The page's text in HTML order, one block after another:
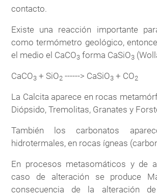
contacto.
Existe una reacción importante
como termómetro geológico,
el medio el CaCO3 forma CaSiO3
CaCO3 + SiO2 ------> CaSiO3 + CO2
La Calcita aparece en rocas
Diópsido, Tremolitas, Granates y
También los carbonatos
hidrotermales, en rocas ígneas
En procesos metasomáticos y de
caso de alteración se produce
consecuencia de la alteración